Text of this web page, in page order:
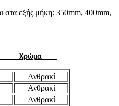
στα εξής μήκη: 350mm, 400mm,
Χρώμα
Ανθρακί
Ανθρακί
Ανθρακί